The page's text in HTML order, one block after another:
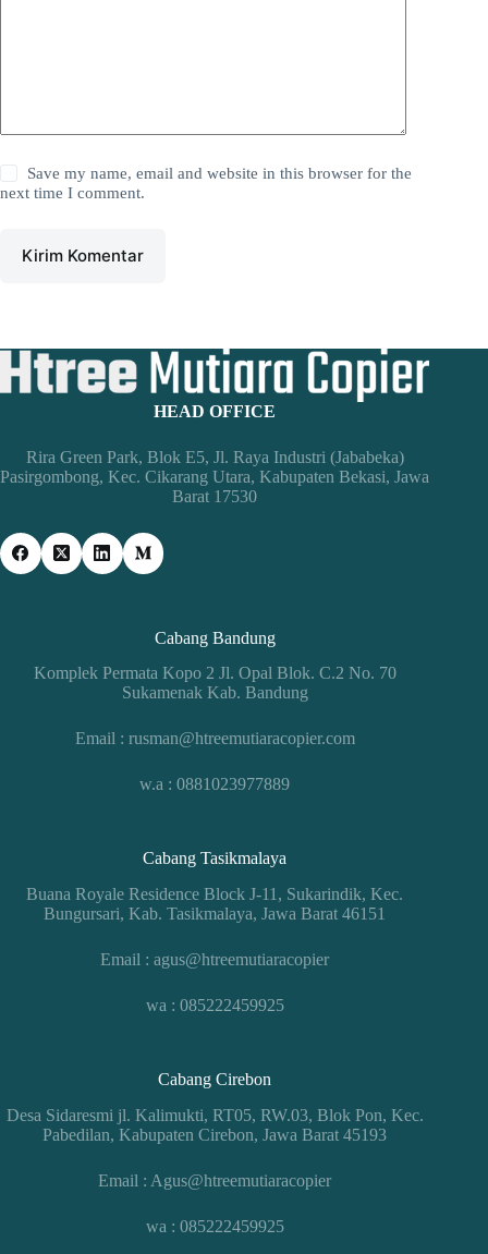
Save my name, email and website in this browser for the
next time I comment.
Kirim Komentar
HEAD OFFICE
Rira Green Park, Blok E5, Jl. Raya Industri (Jababeka)
Pasirgombong, Kec. Cikarang Utara, Kabupaten Bekasi, Jawa
Barat 17530
Cabang Bandung
Komplek Permata Kopo 2 Jl. Opal Blok. C.2 No. 70
Sukamenak Kab. Bandung
Email : rusman@htreemutiaracopier.com
w.a : 0881023977889
Cabang Tasikmalaya
Buana Royale Residence Block J-11, Sukarindik, Kec.
Bungursari, Kab. Tasikmalaya, Jawa Barat 46151
Email : agus@htreemutiaracopier
wa : 085222459925
Cabang Cirebon
Desa Sidaresmi jl. Kalimukti, RT05, RW.03, Blok Pon, Kec.
Pabedilan, Kabupaten Cirebon, Jawa Barat 45193
Email : Agus@htreemutiaracopier
wa : 085222459925